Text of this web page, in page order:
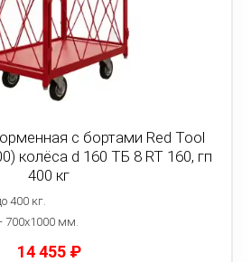
с бортами Red Tool
колёса d 160 ТБ 8 RT 160, гп
400 кг
400 кг.
700х1000 мм.
14 455 ₽